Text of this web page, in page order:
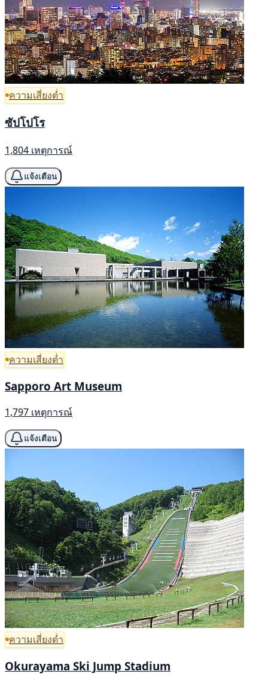
ความเสี่ยงต่ำ
ซัปโปโร
1,804 เหตุการณ์
แจ้งเตือน
ความเสี่ยงต่ำ
Sapporo Art Museum
1,797 เหตุการณ์
แจ้งเตือน
ความเสี่ยงต่ำ
Okurayama Ski Jump Stadium